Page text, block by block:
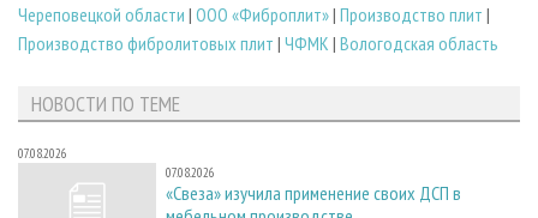
Череповецкой области | ООО «Фиброплит»| Производство плит |
Производство фибролитовых плит | ЧФМК | Вологодская область
НОВОСТИ ПО ТЕМЕ
07.08.2026
07.08.2026
«Свеза» изучила применение своих ДСП в